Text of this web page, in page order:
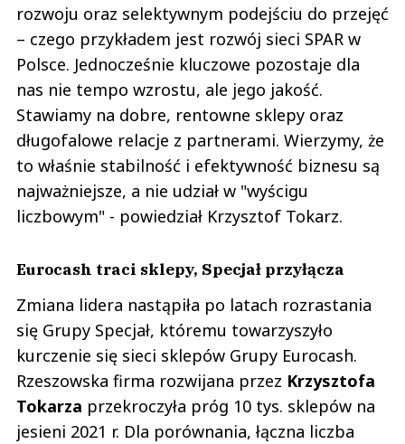
rozwoju oraz selektywnym podejściu do przejęć
– czego przykładem jest rozwój sieci SPAR w
Polsce. Jednocześnie kluczowe pozostaje dla
nas nie tempo wzrostu, ale jego jakość.
Stawiamy na dobre, rentowne sklepy oraz
długofalowe relacje z partnerami. Wierzymy, że
to właśnie stabilność i efektywność biznesu są
najważniejsze, a nie udział w "wyścigu
liczbowym" - powiedział Krzysztof Tokarz.
Eurocash traci sklepy, Specjał przyłącza
Zmiana lidera nastąpiła po latach rozrastania
się Grupy Specjał, któremu towarzyszyło
kurczenie się sieci sklepów Grupy Eurocash.
Rzeszowska firma rozwijana przez Krzysztofa
Tokarza przekroczyła próg 10 tys. sklepów na
jesieni 2021 r. Dla porównania, łączna liczba